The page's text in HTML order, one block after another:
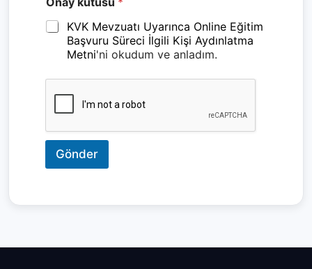
e
s
a
ı
M
s
j
ı
KVK Mevzuatı Uyarınca Online Eğitim
Başvuru Süreci İlgili Kişi Aydınlatma
Metni'ni okudum ve anladım.
Gönder